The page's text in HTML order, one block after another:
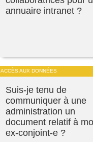
annuaire intranet ?
ACCÈS AUX DONNÉES
Suis-je tenu de
communiquer à une
administration un
document relatif à
ex-conjoint-e ?